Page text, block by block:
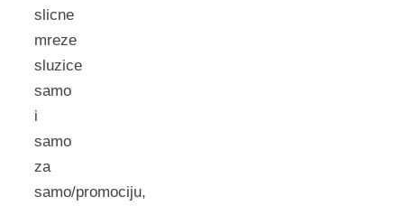
slicne
mreze
sluzice
samo
i
samo
za
samo/promociju,